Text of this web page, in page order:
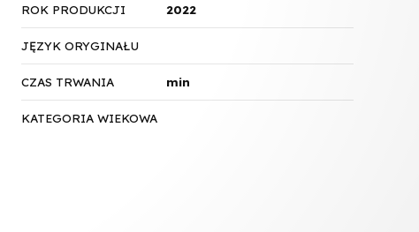
ROK PRODUKCJI 2022
JĘZYK ORYGINAŁU
CZAS TRWANIA min
KATEGORIA WIEKOWA